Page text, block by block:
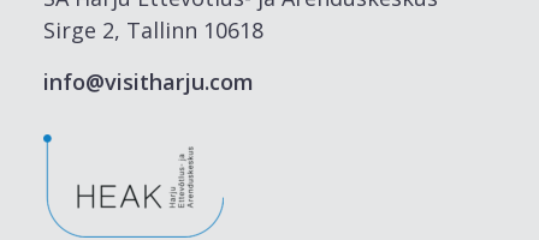
Sirge 2, Tallinn 10618
info@visitharju.com